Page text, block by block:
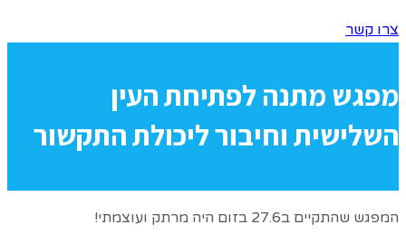
צרו קשר
מפגש מתנה לפתיחת העין
השלישית וחיבור ליכולת התקשור
המפגש שהתקיים ב27.6 בזום היה מרתק ועוצמתי!